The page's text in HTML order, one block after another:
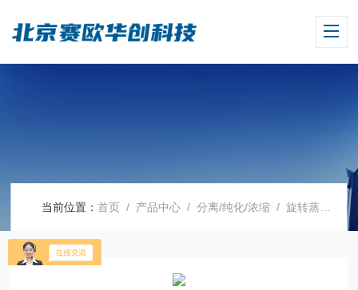
当前位置：首页 / 产品中心 /分离/纯化/浓缩 /旋转蒸发仪 /